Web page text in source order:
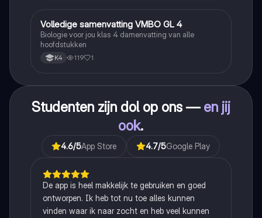
Biologie
Volledige samenvatting VMBO GL 4
Biologie voor jou klas 4 damenvatting van alle
hoofdstukken
K4 119 1
Studenten zijn dol op ons — en jij
ook.
4.6/5App Store 4.7/5Google Play
De app is heel makkelijk te gebruiken en goed
ontworpen. Ik heb tot nu toe alles kunnen
vinden waar ik naar zocht en heb veel kunnen